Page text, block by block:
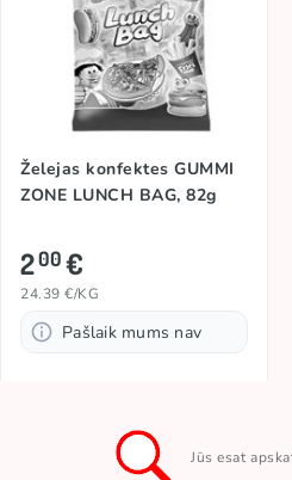
Želejas konfektes GUMMI
ZONE LUNCH BAG, 82g
200€
24.39 €/KG
Pašlaik mums nav
Jūs esat